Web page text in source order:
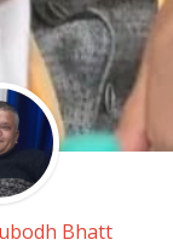
Bhatt